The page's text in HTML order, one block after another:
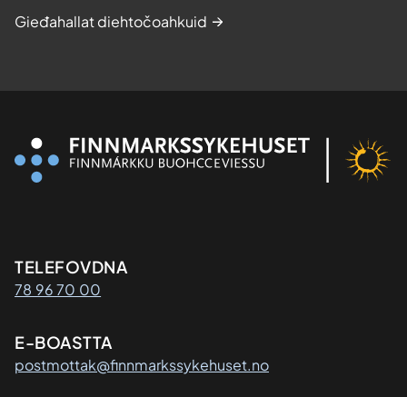
Gieđahallat diehtočoahkuid
Kontaktinformasjon
TELEFOVDNA
78 96 70 00
E-BOASTTA
postmottak@finnmarkssykehuset.no